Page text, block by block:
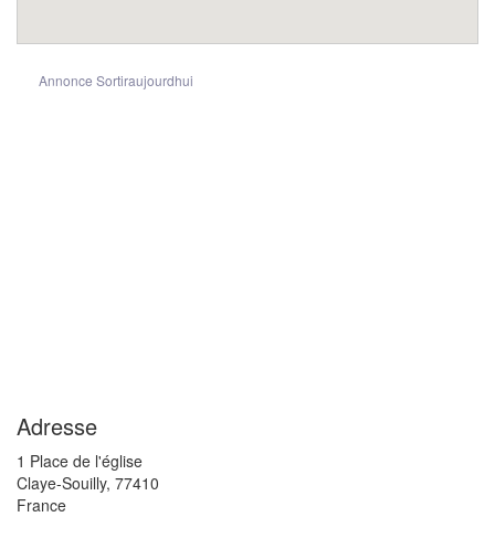
Annonce Sortiraujourdhui
Adresse
1 Place de l'église
Claye-Souilly, 77410
France